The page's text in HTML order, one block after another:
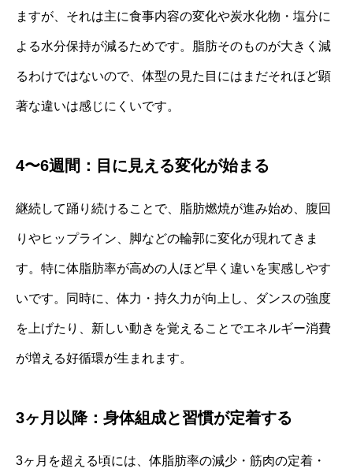
ますが、それは主に食事内容の変化や炭水化物・塩分に
よる水分保持が減るためです。脂肪そのものが大きく減
るわけではないので、体型の見た目にはまだそれほど顕
著な違いは感じにくいです。
4〜6週間：目に見える変化が始まる
継続して踊り続けることで、脂肪燃焼が進み始め、腹回
りやヒップライン、脚などの輪郭に変化が現れてきま
す。特に体脂肪率が高めの人ほど早く違いを実感しやす
いです。同時に、体力・持久力が向上し、ダンスの強度
を上げたり、新しい動きを覚えることでエネルギー消費
が増える好循環が生まれます。
3ヶ月以降：身体組成と習慣が定着する
3ヶ月を超える頃には、体脂肪率の減少・筋肉の定着・